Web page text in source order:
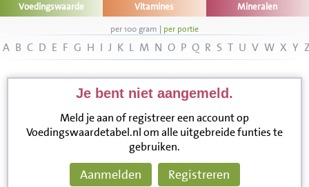
Disclaimer
Voedingswaarde Vitamines Mineralen
per 100 gram | per portie
A B C D E F G H I J K L M N O P Q R S T U V W X Y
Je bent niet aangemeld.
Meld je aan of registreer een account op
Voedingswaardetabel.nl om alle uitgebreide funties te
gebruiken.
Aanmelden Registreren